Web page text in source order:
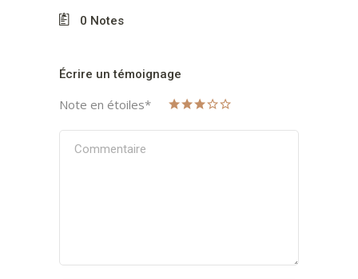
0 Notes
Écrire un témoignage
Note en étoiles*